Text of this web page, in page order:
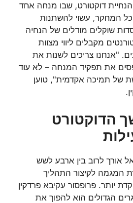
דוקטורט, שבו מנחה אחד
כל המחקר, עשוי להשתנות
שוקלים מודלים של הנחיה
מקבלים ליווי מצוות
"אנחנו צריכים לשנות את
את תפקיד המנחה – לא עוד
של תמיכה אקדמית", טוען
הדוקטורט
אורך לרוב בין ארבע לשש
המגמה לקיצור התהליך
יותר. פרופסור עקיבא פרדקין
הגדולים הוא להפוך את